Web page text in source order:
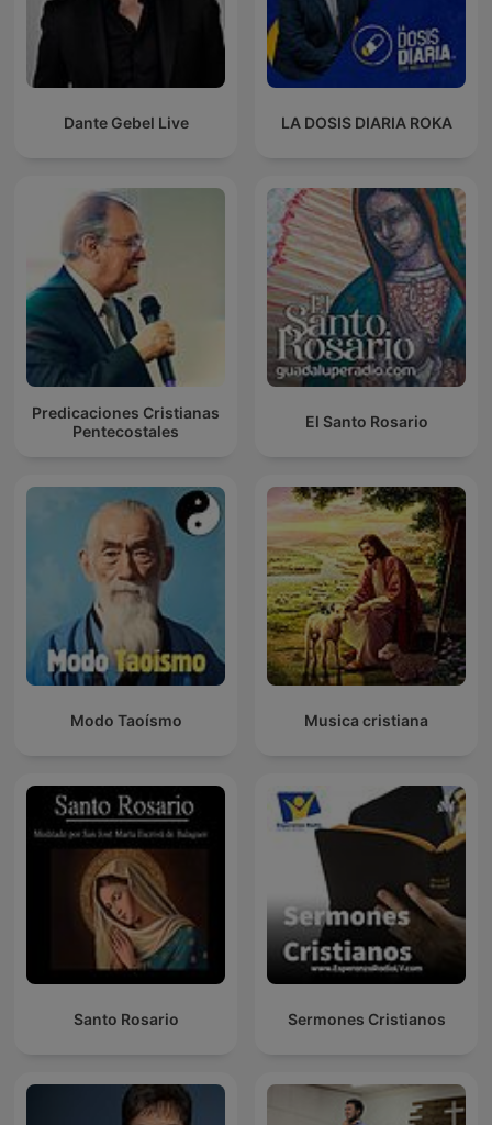
Dante Gebel Live LA DOSIS DIARIA ROKA
Predicaciones Cristianas
Pentecostales
El Santo Rosario
Modo Taoísmo Musica cristiana
Santo Rosario Sermones Cristianos